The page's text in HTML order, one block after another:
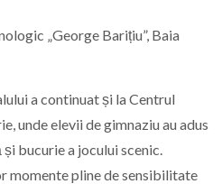
„George Barițiu”, Baia
a continuat și la Centrul
unde elevii de gimnaziu au adus
bucurie a jocului scenic.
momente pline de sensibilitate